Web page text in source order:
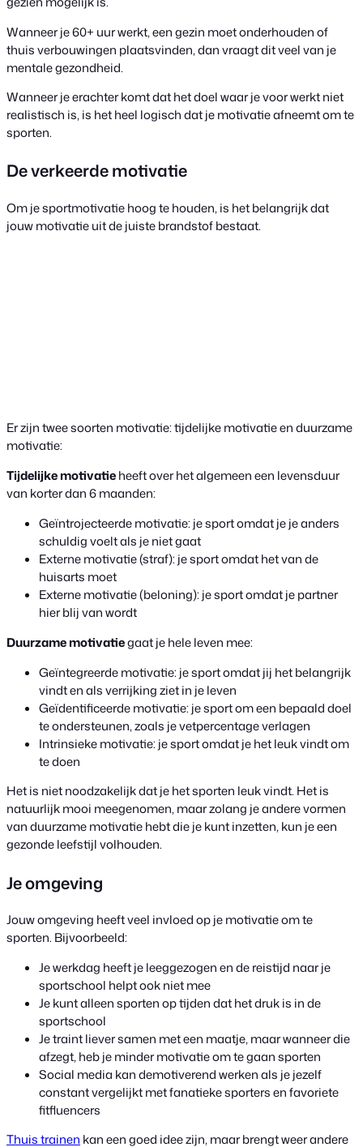
Wanneer je 60+ uur werkt, een gezin moet onderhouden of
thuis verbouwingen plaatsvinden, dan vraagt dit veel van je
mentale gezondheid.
Wanneer je erachter komt dat het doel waar je voor werkt niet
realistisch is, is het heel logisch dat je motivatie afneemt om te
sporten.
De verkeerde motivatie
Om je sportmotivatie hoog te houden, is het belangrijk dat
jouw motivatie uit de juiste brandstof bestaat.
Er zijn twee soorten motivatie: tijdelijke motivatie en duurzame
motivatie:
Tijdelijke motivatieheeft over het algemeen een levensduur
van korter dan 6 maanden:
Geïntrojecteerde motivatie: je sport omdat je je anders
schuldig voelt als je niet gaat
Externe motivatie (straf): je sport omdat het van de
huisarts moet
Externe motivatie (beloning): je sport omdat je partner
hier blij van wordt
Duurzame motivatiegaat je hele leven mee:
Geïntegreerde motivatie: je sport omdat jij het belangrijk
vindt en als verrijking ziet in je leven
Geïdentificeerde motivatie: je sport om een bepaald doel
te ondersteunen, zoals je vetpercentage verlagen
Intrinsieke motivatie: je sport omdat je het leuk vindt om
te doen
Het is niet noodzakelijk dat je het sporten leuk vindt. Het is
natuurlijk mooi meegenomen, maar zolang je andere vormen
van duurzame motivatie hebt die je kunt inzetten, kun je een
gezonde leefstijl volhouden.
Je omgeving
Jouw omgeving heeft veel invloed op je motivatie om te
sporten. Bijvoorbeeld:
Je werkdag heeft je leeggezogen en de reistijd naar je
sportschool helpt ook niet mee
Je kunt alleen sporten op tijden dat het druk is in de
sportschool
Je traint liever samen met een maatje, maar wanneer die
afzegt, heb je minder motivatie om te gaan sporten
Social media kan demotiverend werken als je jezelf
constant vergelijkt met fanatieke sporters en favoriete
fitfluencers
Thuis trainen kan een goed idee zijn, maar brengt weer andere